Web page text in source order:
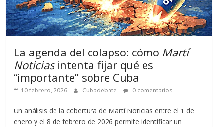
La agenda del colapso: cómo Martí
Noticiasintenta fijar qué es
“importante” sobre Cuba
10 febrero, 2026 Cubadebate 0 comentarios
Un análisis de la cobertura de Martí Noticias entre el 1 de
enero y el 8 de febrero de 2026 permite identificar un